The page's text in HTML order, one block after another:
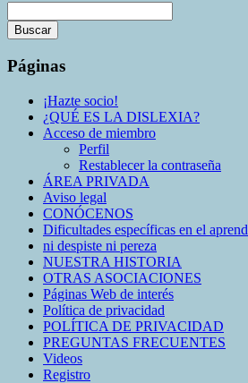
Buscar
La
búsqueda
progreso
Páginas
¡Hazte socio!
¿QUÉ ES LA DISLEXIA?
Acceso de miembro
Perfil
Restablecer la contraseña
ÁREA PRIVADA
Aviso legal
CONÓCENOS
Dificultades específicas en el
ni despiste ni pereza
NUESTRA HISTORIA
OTRAS ASOCIACIONES
Páginas Web de interés
Política de privacidad
POLÍTICA DE PRIVACIDAD
PREGUNTAS FRECUENTES
Videos
Registro